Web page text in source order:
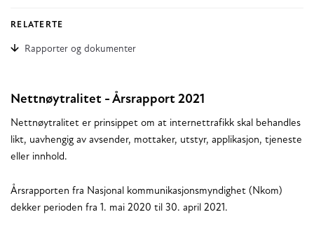
RELATERTE
Rapporter og dokumenter
Nettnøytralitet - Årsrapport 2021
Nettnøytralitet er prinsippet om at internettrafikk skal behandles
likt, uavhengig av avsender, mottaker, utstyr, applikasjon, tjeneste
eller innhold.
Årsrapporten fra Nasjonal kommunikasjonsmyndighet (Nkom)
dekker perioden fra 1. mai 2020 til 30. april 2021.